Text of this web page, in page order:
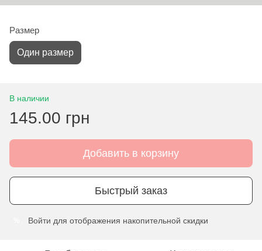
Размер
Один размер
В наличии
145.00 грн
Добавить в корзину
Быстрый заказ
Войти для отображения накопительной скидки